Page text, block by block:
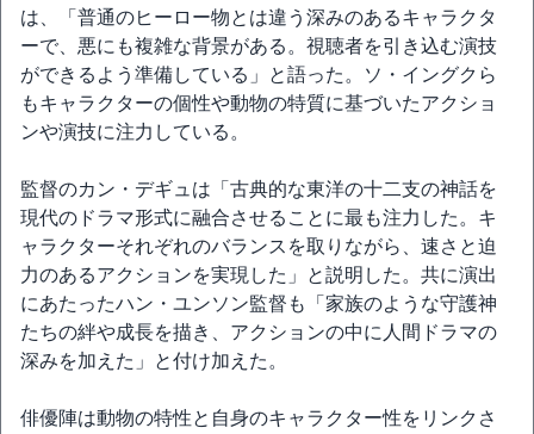
は、「普通のヒーロー物とは違う深みのあるキャラクタ
ーで、悪にも複雑な背景がある。視聴者を引き込む演技
ができるよう準備している」と語った。ソ・イングクら
もキャラクターの個性や動物の特質に基づいたアクショ
ンや演技に注力している。
監督のカン・デギュは「古典的な東洋の十二支の神話を
現代のドラマ形式に融合させることに最も注力した。キ
ャラクターそれぞれのバランスを取りながら、速さと迫
力のあるアクションを実現した」と説明した。共に演出
にあたったハン・ユンソン監督も「家族のような守護神
たちの絆や成長を描き、アクションの中に人間ドラマの
深みを加えた」と付け加えた。
俳優陣は動物の特性と自身のキャラクター性をリンクさ